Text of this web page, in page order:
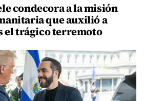
condecora a la misión
que auxilió a
el trágico terremoto